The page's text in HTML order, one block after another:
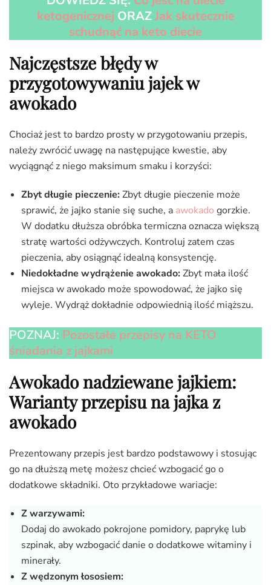
ketogenicznej ORAZJak skutecznie
schudnąć na keto diecie
Najczęstsze błędy w
przygotowywaniu jajek w
awokado
Chociaż jest to bardzo prosty w przygotowaniu przepis,
należy zwrócić uwagę na następujące kwestie, aby
wyciągnąć z niego maksimum smaku i korzyści:
Zbyt długie pieczenie: Zbyt długie pieczenie może
sprawić, że jajko stanie się suche, a awokado gorzkie.
W dodatku dłuższa obróbka termiczna oznacza większą
stratę wartości odżywczych. Kontroluj zatem czas
pieczenia, aby osiągnąć idealną konsystencję.
Niedokładne wydrążenie awokado: Zbyt mała ilość
miejsca w awokado może spowodować, że jajko się
wyleje. Wydrąż dokładnie odpowiednią ilość miąższu.
POZNAJ: Pozostałe przepisy na KETO
śniadania z jajkami
Awokado nadziewane jajkiem:
Warianty przepisu na jajka z
awokado
Prezentowany przepis jest bardzo podstawowy i stosując
go na dłuższą metę możesz chcieć wzbogacić go o
dodatkowe składniki. Oto przykładowe wariacje:
Z warzywami:
Dodaj do awokado pokrojone pomidory, paprykę lub
szpinak, aby wzbogacić danie o dodatkowe witaminy i
minerały.
Z wędzonym łososiem: